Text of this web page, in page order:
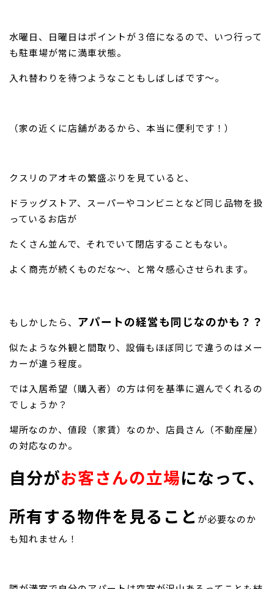
水曜日、日曜日はポイントが３倍になるので、いつ行って
も駐車場が常に満車状態。
入れ替わりを待つようなこともしばしばです～。
（家の近くに店舗があるから、本当に便利です！）
クスリのアオキの繁盛ぶりを見ていると、
ドラッグストア、スーパーやコンビニとなど同じ品物を扱
っているお店が
たくさん並んで、それでいて閉店することもない。
よく商売が続くものだな～、と常々感心させられます。
もしかしたら、 アパートの経営も同じなのかも？？
似たような外観と間取り、設備もほぼ同じで違うのはメー
カーが違う程度。
では入居希望（購入者）の方は何を基準に選んでくれるの
でしょうか？
場所なのか、値段（家賃）なのか、店員さん（不動産屋）
の対応なのか。
自分がお客さんの立場になって、
所有する物件を見ること が必要なのか
も知れません！